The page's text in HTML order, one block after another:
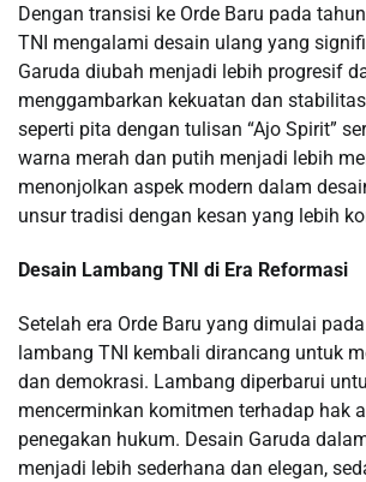
Dengan transisi ke Orde Baru pada
TNI mengalami desain ulang yang
Garuda diubah menjadi lebih progresif
menggambarkan kekuatan dan
seperti pita dengan tulisan “Ajo Spirit”
warna merah dan putih menjadi lebih
menonjolkan aspek modern dalam
unsur tradisi dengan kesan yang lebih
Desain Lambang TNI di Era Reformasi
Setelah era Orde Baru yang dimulai
lambang TNI kembali dirancang untuk
dan demokrasi. Lambang diperbarui
mencerminkan komitmen terhadap hak
penegakan hukum. Desain Garuda
menjadi lebih sederhana dan elegan,